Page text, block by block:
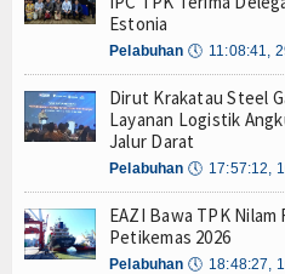
Edukasi
Ekspose
Hankam
Hukum
Dara di Bangka Belitung
Pindar Inklusi Keuangan, dan
Terdepan Edukasi Publik Lawan
Perguruan Tinggi
IPC TPK-
Evakuasi ABK
5 Motor Harley
K3 Menyentuh Esensi
TPK Operasikan Alat Pemindai Peti
Produksi dan Tata Kelola
Dara di Bangka Belitung
Estonia
Pelabuhan 🕔 11:08:41,
Dirut Krakatau Steel
Layanan Logistik
Jalur Darat
Pelabuhan 🕔 17:57:12,
EAZI Bawa TPK
Petikemas 2026
Pelabuhan 🕔 18:48:27,